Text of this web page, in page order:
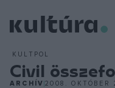
KULTPOL
Civil
ARCHÍV2008. OKTÓBER